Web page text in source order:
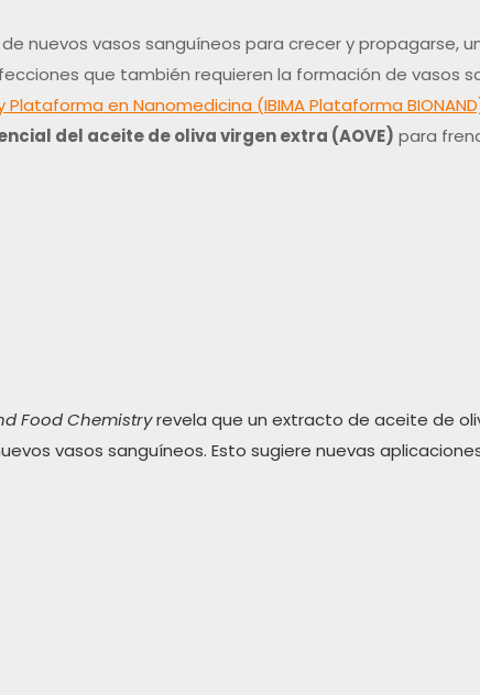
nuevos vasos sanguíneos para crecer y propagarse,
que también requieren la formación de vasos
en Nanomedicina (IBIMA Plataforma
del aceite de oliva virgen extra (AOVE) para
Food Chemistryrevela que un extracto de aceite de
vasos sanguíneos. Esto sugiere nuevas